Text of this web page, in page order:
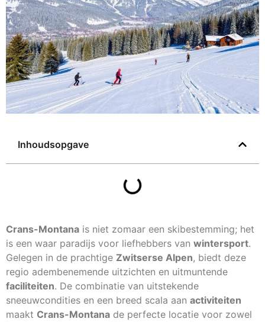
Inhoudsopgave
Crans-Montana is niet zomaar een skibestemming; het
is een waar paradijs voor liefhebbers van wintersport.
Gelegen in de prachtige Zwitserse Alpen, biedt deze
regio adembenemende uitzichten en uitmuntende
faciliteiten. De combinatie van uitstekende
sneeuwcondities en een breed scala aan activiteiten
maakt Crans-Montana de perfecte locatie voor zowel